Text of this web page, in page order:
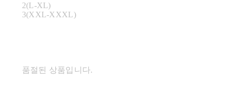
2(L-XL)
3(XXL-XXXL)
품절된 상품입니다.